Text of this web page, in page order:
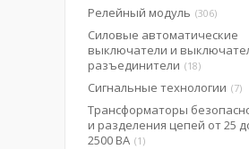
Релейный модуль 306
Силовые автоматические
выключатели и
разъединители
18
Сигнальные технологии 7
Трансформаторы
и разделения цепей от 25
2500 ВА 1